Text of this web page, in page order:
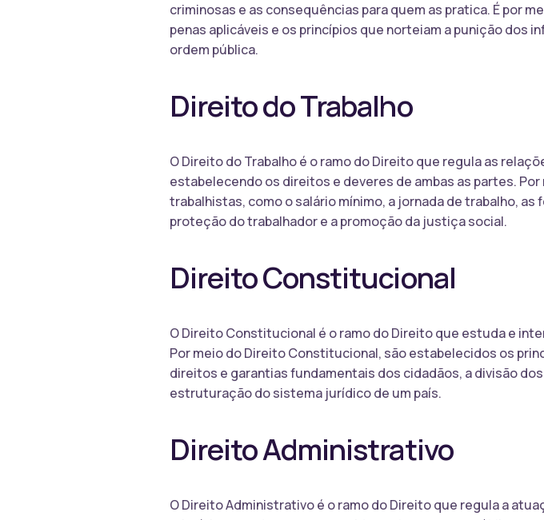
criminosas e as consequências para quem as pratica. É por
penas aplicáveis e os princípios que norteiam a punição dos
ordem pública.
Direito do Trabalho
O Direito do Trabalho é o ramo do Direito que regula as
estabelecendo os direitos e deveres de ambas as partes.
trabalhistas, como o salário mínimo, a jornada de trabalho,
proteção do trabalhador e a promoção da justiça social.
Direito Constitucional
O Direito Constitucional é o ramo do Direito que estuda e
Por meio do Direito Constitucional, são estabelecidos os
direitos e garantias fundamentais dos cidadãos, a divisão
estruturação do sistema jurídico de um país.
Direito Administrativo
O Direito Administrativo é o ramo do Direito que regula a